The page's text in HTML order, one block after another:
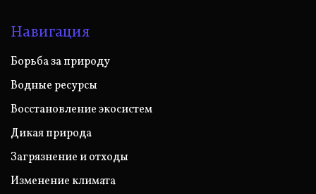
Навигация
Борьба за природу
Водные ресурсы
Восстановление экосистем
Дикая природа
Загрязнение и отходы
Изменение климата